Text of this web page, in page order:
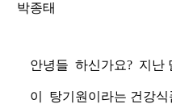
박종태
안녕들 하신가요? 지난
이 탕기원이라는 건강식